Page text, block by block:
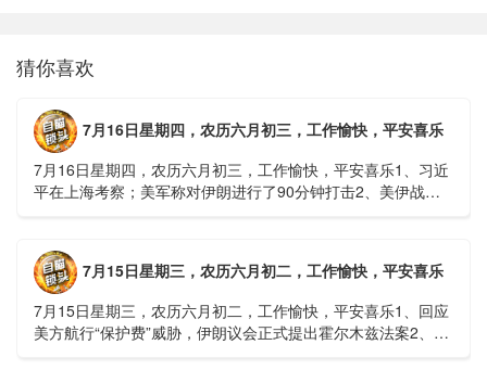
猜你喜欢
7月16日星期四，农历六月初三，工作愉快，平安喜乐
7月16日星期四，农历六月初三，工作愉快，平安喜乐1、习近
平在上海考察；美军称对伊朗进行了90分钟打击2、美伊战争
7月15日星期三，农历六月初二，工作愉快，平安喜乐
7月15日星期三，农历六月初二，工作愉快，平安喜乐1、回应
美方航行“保护费”威胁，伊朗议会正式提出霍尔木兹法案2、全